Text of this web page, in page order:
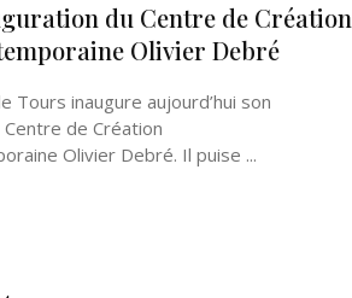
du Centre de Création
Olivier Debré
Tours inaugure aujourd’hui son
Centre de Création
Olivier Debré. Il puise ...